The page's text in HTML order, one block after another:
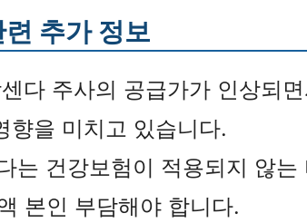
추가 정보
다 주사의 공급가가 인상되면
향을 미치고 있습니다.
는 건강보험이 적용되지 않는
본인 부담해야 합니다.